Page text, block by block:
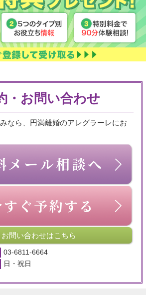
・お問い合わせ
なら、円満離婚のアレグラーレにお
お問い合わせはこちら
03-6811-6664
日・祝日